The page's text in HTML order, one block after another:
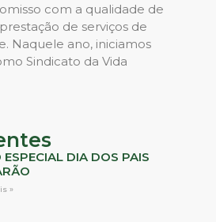
com a qualidade de
de serviços de
Naquele ano, iniciamos
Sindicato da Vida
ESPECIAL DIA DOS PAIS
»